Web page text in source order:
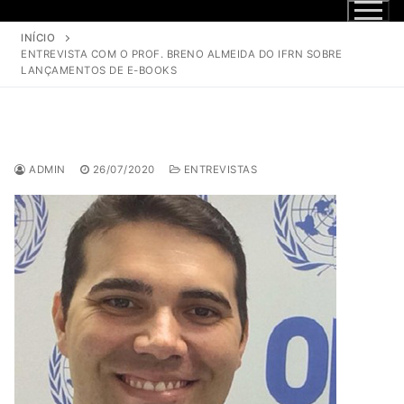
INÍCIO
ENTREVISTA COM O PROF. BRENO ALMEIDA DO IFRN SOBRE
LANÇAMENTOS DE E-BOOKS
ADMIN 26/07/2020 ENTREVISTAS